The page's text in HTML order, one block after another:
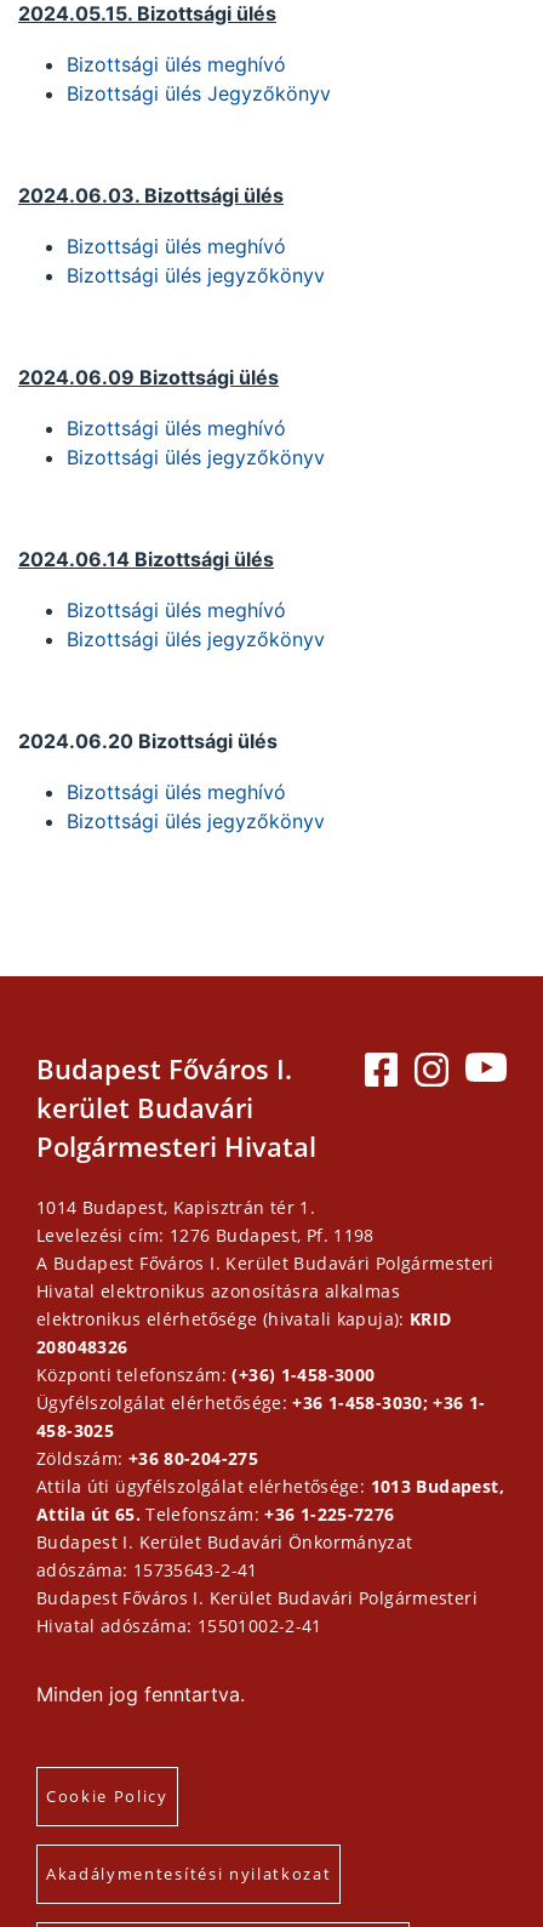
2024.05.15. Bizottsági ülés
Bizottsági ülés meghívó
Bizottsági ülés Jegyzőkönyv
2024.06.03. Bizottsági ülés
Bizottsági ülés meghívó
Bizottsági ülés jegyzőkönyv
2024.06.09 Bizottsági ülés
Bizottsági ülés meghívó
Bizottsági ülés jegyzőkönyv
2024.06.14 Bizottsági ülés
Bizottsági ülés meghívó
Bizottsági ülés jegyzőkönyv
2024.06.20 Bizottsági ülés
Bizottsági ülés meghívó
Bizottsági ülés jegyzőkönyv
Budapest Főváros I.
kerület Budavári
Polgármesteri Hivatal
1014 Budapest, Kapisztrán tér 1.
Levelezési cím: 1276 Budapest, Pf. 1198
A Budapest Főváros I. Kerület Budavári Polgármesteri
Hivatal elektronikus azonosításra alkalmas
elektronikus elérhetősége (hivatali kapuja): KRID
208048326
Központi telefonszám:(+36) 1-458-3000
Ügyfélszolgálat elérhetősége:+36 1-458-3030; +36 1-
458-3025
Zöldszám: +36 80-204-275
Attila úti ügyfélszolgálat elérhetősége: 1013 Budapest,
Attila út 65.Telefonszám:+36 1-225-7276
Budapest I. Kerület Budavári Önkormányzat
adószáma: 15735643-2-41
Budapest Főváros I. Kerület Budavári Polgármesteri
Hivatal adószáma: 15501002-2-41
Minden jog fenntartva.
Cookie Policy
Akadálymentesítési nyilatkozat